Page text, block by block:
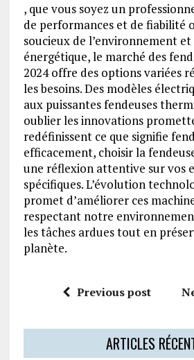
, que vous soyez un
de performances et de fiabilité
soucieux de l’environnement et
énergétique, le marché des
2024 offre des options variées
les besoins. Des modèles
aux puissantes fendeuses
oublier les innovations
redéfinissent ce que signifie
efficacement, choisir la
une réflexion attentive sur vos
spécifiques. L’évolution
promet d’améliorer ces
respectant notre
les tâches ardues tout en
planète.
Previous post
ARTICLES